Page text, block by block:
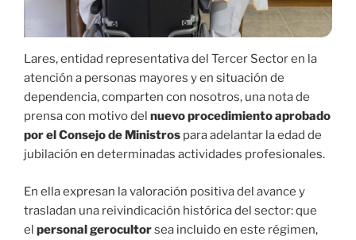
Lares, entidad representativa del Tercer Sector en la
atención a personas mayores y en situación de
dependencia, comparten con nosotros, una nota de
prensa con motivo del nuevo procedimiento aprobado
por el Consejo de Ministros para adelantar la edad de
jubilación en determinadas actividades profesionales.
En ella expresan la valoración positiva del avance y
trasladan una reivindicación histórica del sector: que
el personal gerocultorsea incluido en este régimen,